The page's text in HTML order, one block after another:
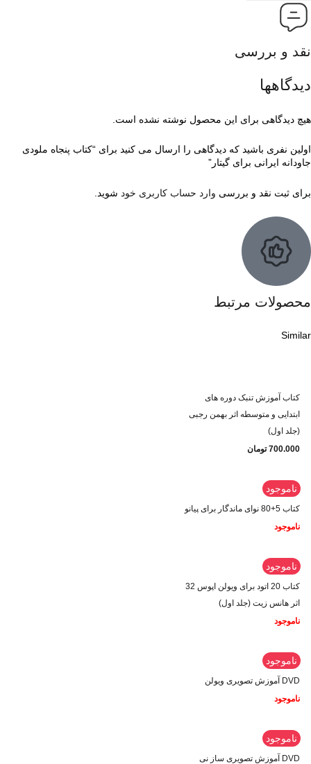
نقد و بررسی
دیدگاهها
هیچ دیدگاهی برای این محصول نوشته نشده است.
اولین نفری باشید که دیدگاهی را ارسال می کنید برای “کتاب پنجاه ملودی
جاودانه ایرانی برای گیتار”
برای ثبت نقد و بررسی وارد حساب کاربری خود شوید.
محصولات مرتبط
Similar
کتاب آموزش تنبک دوره های
ابتدایی و متوسطه اثر بهمن رجبی
(جلد اول)
700.000 تومان
ناموجود
کتاب 5+80 نوای ماندگار برای پیانو
ناموجود
ناموجود
کتاب 20 اتود برای ویولن اپوس 32
اثر هانس زیت (جلد اول)
ناموجود
ناموجود
DVD آموزش تصویری ویولن
ناموجود
ناموجود
DVD آموزش تصویری ساز نی